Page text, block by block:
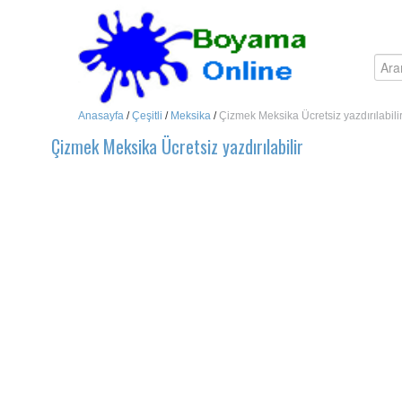
Anasayfa /Çeşitli / Meksika /Çizmek Meksika Ücretsiz yazdırılabilir
Çizmek Meksika Ücretsiz yazdırılabilir